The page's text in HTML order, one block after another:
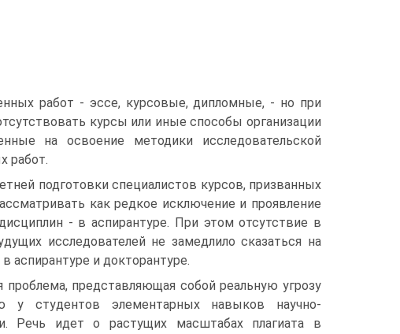
работ - эссе, курсовые, дипломные, - но при
курсы или иные способы организации
на освоение методики исследовательской
работ.
подготовки специалистов курсов, призванных
как редкое исключение и проявление
- в аспирантуре. При этом отсутствие в
исследователей не замедлило сказаться на
аспирантуре и докторантуре.
представляющая собой реальную угрозу
у студентов элементарных навыков научно-
Речь идет о растущих масштабах плагиата в